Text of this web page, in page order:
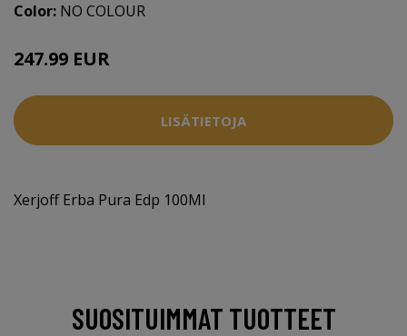
Color: NO COLOUR
247.99 EUR
LISÄTIETOJA
Xerjoff Erba Pura Edp 100Ml
SUOSITUIMMAT TUOTTEET